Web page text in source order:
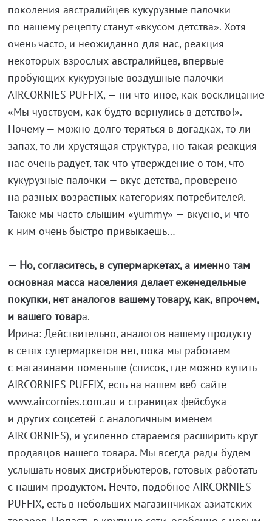
поколения австралийцев кукурузные палочки
по нашему рецепту станут «вкусом детства». Хотя
очень часто, и неожиданно для нас, реакция
некоторых взрослых австралийцев, впервые
пробующих кукурузные воздушные палочки
AIRCORNIES PUFFIX, — ни что иное, как восклицание
«Мы чувствуем, как будто вернулись в детство!».
Почему — можно долго теряться в догадках, то ли
запах, то ли хрустящая структура, но такая реакция
нас очень радует, так что утверждение о том, что
кукурузные палочки — вкус детства, проверено
на разных возрастных категориях потребителей.
Также мы часто слышим «yummy» — вкусно, и что
к ним очень быстро привыкаешь…
— Но, согласитесь, в супермаркетах, а именно там
основная масса населения делает еженедельные
покупки, нет аналогов вашему товару, как, впрочем,
и вашего товара.
Ирина: Действительно, аналогов нашему продукту
в сетях супермаркетов нет, пока мы работаем
с магазинами поменьше (список, где можно купить
AIRCORNIES PUFFIX, есть на нашем веб-сайте
www.aircornies.com.au и страницах фейсбука
и других соцсетей с аналогичным именем —
AIRCORNIES), и усиленно стараемся расширить круг
продавцов нашего товара. Мы всегда рады будем
услышать новых дистрибьютеров, готовых работать
с нашим продуктом. Нечто, подобное AIRCORNIES
PUFFIX, есть в небольших магазинчиках азиатских